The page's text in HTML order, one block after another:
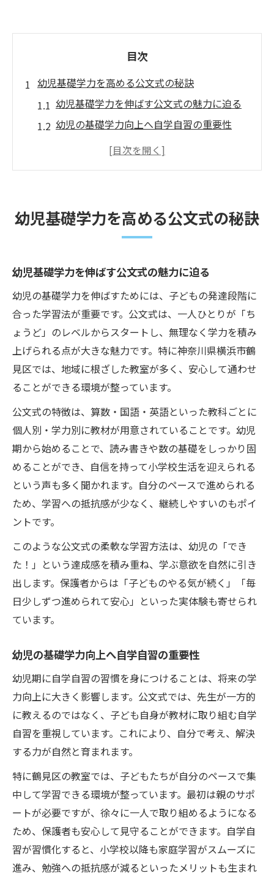
目次
幼児基礎学力を高める公文式の秘訣
幼児基礎学力を伸ばす公文式の魅力に迫る
幼児の基礎学力向上へ自学自習の重要性
実体験に学ぶ幼児基礎学力アップのコツ
遊び感覚で学ぶ幼児基礎学力アップ術
遊びながら幼児基礎学力を育てる方法紹介
日常生活で始める幼児基礎学力トレーニン
グ
幼児基礎学力と遊びのバランスを考える
親子で楽しむ幼児基礎学力強化のポイント
毎日続けるために親ができる学習習慣づくり
幼児基礎学力を毎日続ける家庭の工夫集
親子で取り組む幼児基礎学力習慣化の秘訣
幼児基礎学力習慣化を支える声かけのコツ
幼児基礎学力向上へ日常に学習を取り入れ
る
幼児基礎学力と家族の協力が成果を生む理
由
公文式で幼児が伸びる理由とは
幼児基礎学力を支える個別指導の特徴解説
幼児基礎学力向上へ一人ひとりに合う教材
幼児基礎学力アップに最適な進度設計とは
幼児基礎学力を伸ばすモチベーション維持
術
幼児基礎学力に効果的な目標設定の工夫
幼児基礎学力アップに励みとなる声かけ例
幼児基礎学力を引き出す成功体験の大切さ
幼児基礎学力と褒め方のポイント徹底解説
幼児基礎学力向上に役立つ家庭サポート法
幼児基礎学力向上へ家庭ができる支援とは
幼児基礎学力を支える環境づくりのコツ
幼児基礎学力定着のためのルール作り提案
幼児基礎学力アップを促すコミュニケーシ
幼児基礎学力を高める公文式の秘訣
幼児基礎学力を伸ばす公文式の魅力に迫る
幼児の基礎学力を伸ばすためには、子どもの発達段階に
合った学習法が重要です。公文式は、一人ひとりが「ち
ょうど」のレベルからスタートし、無理なく学力を積み
上げられる点が大きな魅力です。特に神奈川県横浜市鶴
見区では、地域に根ざした教室が多く、安心して通わせ
ることができる環境が整っています。
公文式の特徴は、算数・国語・英語といった教科ごとに
個人別・学力別に教材が用意されていることです。幼児
期から始めることで、読み書きや数の基礎をしっかり固
めることができ、自信を持って小学校生活を迎えられる
という声も多く聞かれます。自分のペースで進められる
ため、学習への抵抗感が少なく、継続しやすいのもポイ
ントです。
このような公文式の柔軟な学習方法は、幼児の「でき
た！」という達成感を積み重ね、学ぶ意欲を自然に引き
出します。保護者からは「子どものやる気が続く」「毎
日少しずつ進められて安心」といった実体験も寄せられ
ています。
幼児の基礎学力向上へ自学自習の重要性
幼児期に自学自習の習慣を身につけることは、将来の学
力向上に大きく影響します。公文式では、先生が一方的
に教えるのではなく、子ども自身が教材に取り組む自学
自習を重視しています。これにより、自分で考え、解決
する力が自然と育まれます。
特に鶴見区の教室では、子どもたちが自分のペースで集
中して学習できる環境が整っています。最初は親のサポ
ートが必要ですが、徐々に一人で取り組めるようになる
ため、保護者も安心して見守ることができます。自学自
習が習慣化すると、小学校以降も家庭学習がスムーズに
進み、勉強への抵抗感が減るといったメリットも生まれ